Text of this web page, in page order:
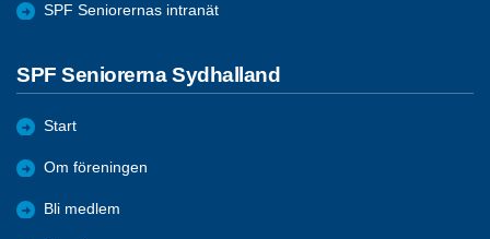
SPF Seniorernas intranät
SPF Seniorerna Sydhalland
Start
Om föreningen
Bli medlem